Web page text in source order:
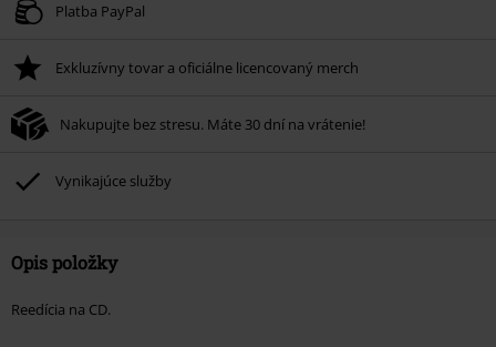
Platba PayPal
Exkluzívny tovar a oficiálne licencovaný merch
Nakupujte bez stresu. Máte 30 dní na vrátenie!
Vynikajúce služby
Opis položky
Reedícia na CD.